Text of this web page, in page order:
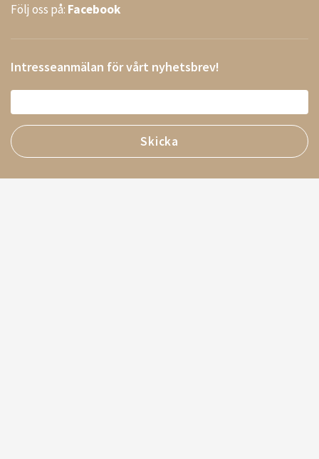
Följ oss på: Facebook
Intresseanmälan för vårt nyhetsbrev!